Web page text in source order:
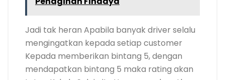
Jadi tak heran Apabila banyak driver selalu
mengingatkan kepada setiap customer
Kepada memberikan bintang 5, dengan
mendapatkan bintang 5 maka rating akan